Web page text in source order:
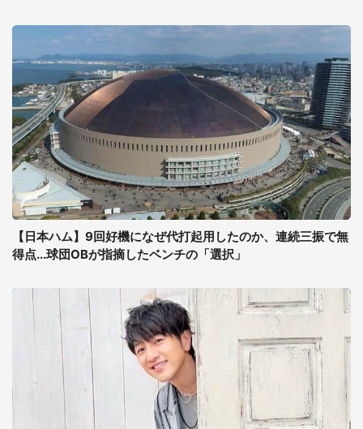
【日本ハム】9回好機になぜ代打起用したのか、連続三振で無
得点...球団OBが指摘したベンチの「選択」